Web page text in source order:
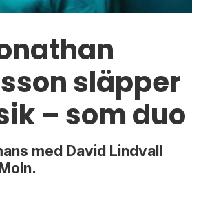
släpper
– som duo
med David Lindvall